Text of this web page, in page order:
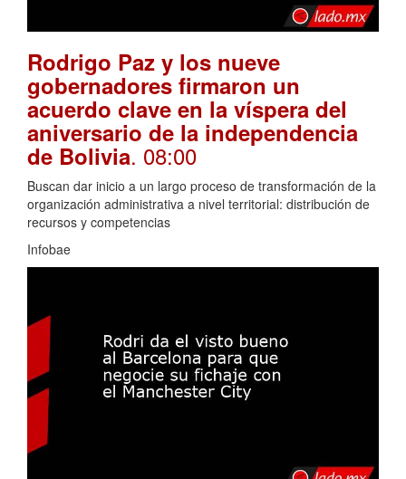
Rodrigo Paz y los nueve
gobernadores firmaron un
acuerdo clave en la víspera del
aniversario de la independencia
de Bolivia. 08:00
Buscan dar inicio a un largo proceso de transformación de la
organización administrativa a nivel territorial: distribución de
recursos y competencias
Infobae